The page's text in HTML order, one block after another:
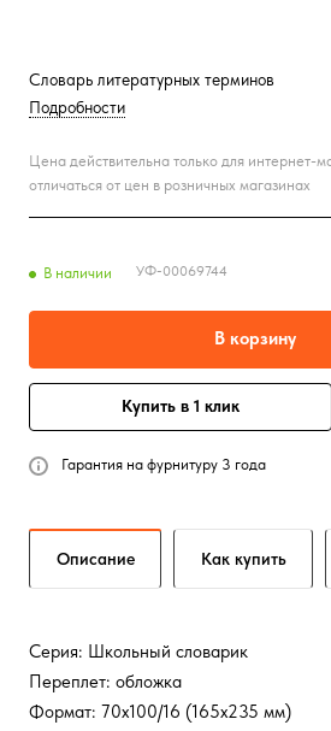
Словарь литературных терминов
Подробности
Цена действительна только для интернет-
отличаться от цен в розничных магазинах
В наличии УФ-00069744
В корзину
Купить в 1 клик
Гарантия на фурнитуру 3 года
Описание Как купить
Серия: Школьный словарик
Переплет: обложка
Формат: 70х100/16 (165x235 мм)